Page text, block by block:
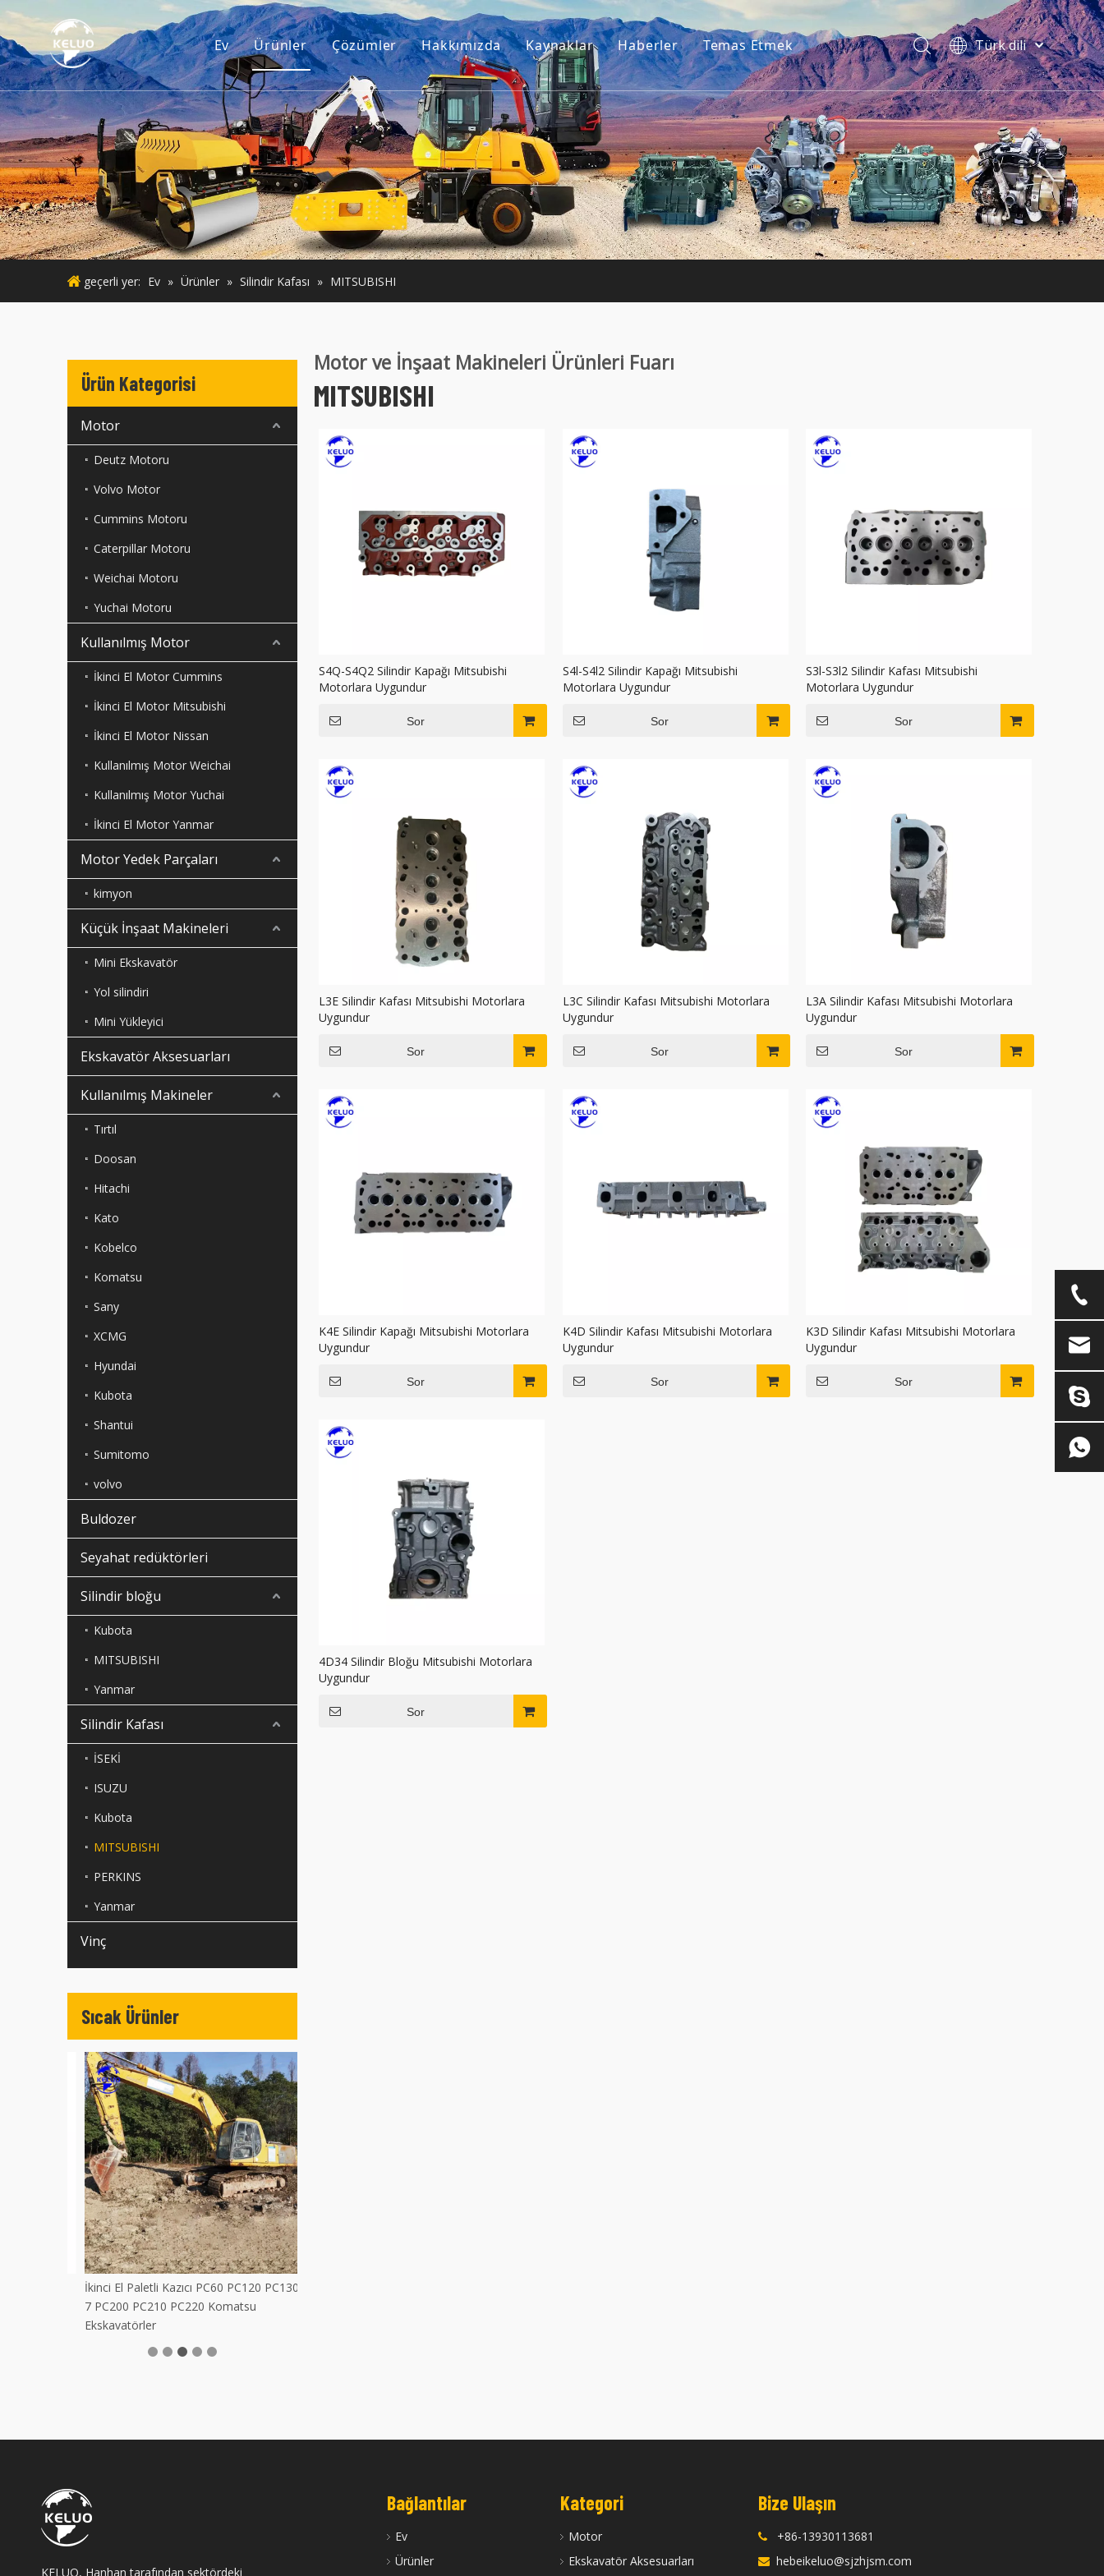
Ev Ürünler
Motor
Ekskavatör Aksesuarları
Küçük İnşaat Makineleri
Kullanılmış Motor
Kullanılmış Makineler
Çözümler Hakkımızda
Bizim hikayemiz
Bizim avantajımız
Kaynaklar
Kılavuzlar
SSS
Videolar
Haberler Temas Etmek
Türk dili
فارسی
Bahasa
indonesia
ไทย
Italiano
Deutsch
Português
Español
Pусский
English
geçerli yer: Ev » Ürünler » Silindir Kafası » MITSUBISHI
Ürün Kategorisi
Motor
Deutz Motoru
Volvo Motor
Cummins Motoru
Caterpillar Motoru
Weichai Motoru
Yuchai Motoru
Kullanılmış Motor
İkinci El Motor Cummins
İkinci El Motor Mitsubishi
İkinci El Motor Nissan
Kullanılmış Motor Weichai
Kullanılmış Motor Yuchai
İkinci El Motor Yanmar
Motor Yedek Parçaları
kimyon
Küçük İnşaat Makineleri
Mini Ekskavatör
Yol silindiri
Mini Yükleyici
Ekskavatör Aksesuarları
Kullanılmış Makineler
Tırtıl
Doosan
Hitachi
Kato
Kobelco
Komatsu
Sany
XCMG
Hyundai
Kubota
Shantui
Sumitomo
volvo
Buldozer
Seyahat redüktörleri
Silindir bloğu
Kubota
MITSUBISHI
Yanmar
Silindir Kafası
İSEKİ
ISUZU
Kubota
MITSUBISHI
PERKINS
Yanmar
Vinç
Sıcak Ürünler
İkinci El Paletli Kazıcı PC60 PC120 PC130-
7 PC200 PC210 PC220 Komatsu
Ekskavatörler
Motor ve İnşaat Makineleri Ürünleri Fuarı
MITSUBISHI
S4Q-S4Q2 Silindir Kapağı Mitsubishi
Motorlara Uygundur
Sor
S4l-S4l2 Silindir Kapağı Mitsubishi
Motorlara Uygundur
Sor
S3l-S3l2 Silindir Kafası Mitsubishi
Motorlara Uygundur
Sor
L3E Silindir Kafası Mitsubishi Motorlara
Uygundur
Sor
L3C Silindir Kafası Mitsubishi Motorlara
Uygundur
Sor
L3A Silindir Kafası Mitsubishi Motorlara
Uygundur
Sor
K4E Silindir Kapağı Mitsubishi Motorlara
Uygundur
Sor
K4D Silindir Kafası Mitsubishi Motorlara
Uygundur
Sor
K3D Silindir Kafası Mitsubishi Motorlara
Uygundur
Sor
4D34 Silindir Bloğu Mitsubishi Motorlara
Uygundur
Sor
KELUO, Hanhan tarafından sektördeki
Bağlantılar
Ev
Ürünler
Kategori
Motor
Ekskavatör Aksesuarları
Bize Ulaşın
 +86-13930113681
 hebeikeluo@sjzhjsm.com